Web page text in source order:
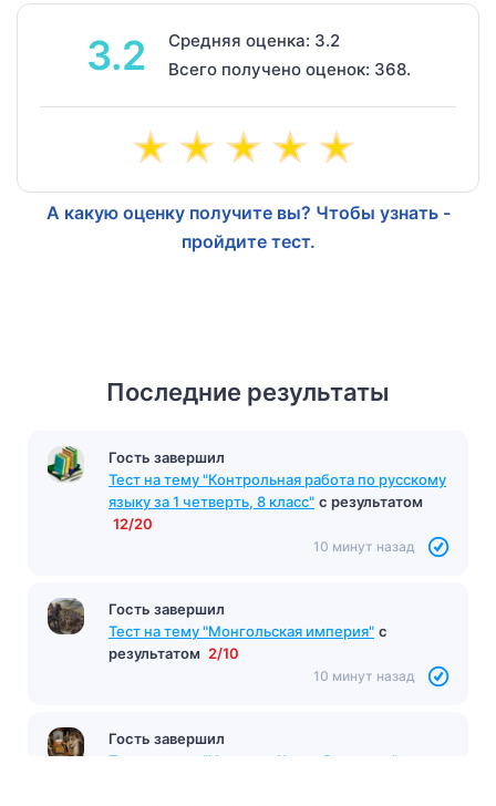
3.2
Средняя оценка: 3.2
Всего получено оценок: 368.
А какую оценку получите вы? Чтобы узнать -
пройдите тест.
Последние результаты
Гость завершил
Тест на тему "Контрольная работа по русскому
языку за 1 четверть, 8 класс" с результатом
12/20
10 минут назад
Гость завершил
Тест на тему "Монгольская империя" с
результатом 2/10
10 минут назад
Гость завершил
Тест на тему "Империя Карла Великого"